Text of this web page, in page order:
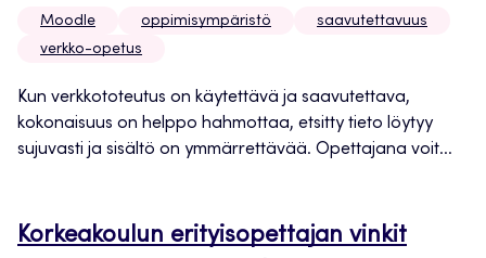
Moodle oppimisympäristö
saavutettavuus
verkko-opetus
Kun verkkototeutus on käytettävä ja saavutettava,
kokonaisuus on helppo hahmottaa, etsitty tieto löytyy
sujuvasti ja sisältö on ymmärrettävää. Opettajana voit...
Korkeakoulun erityisopettajan vinkit